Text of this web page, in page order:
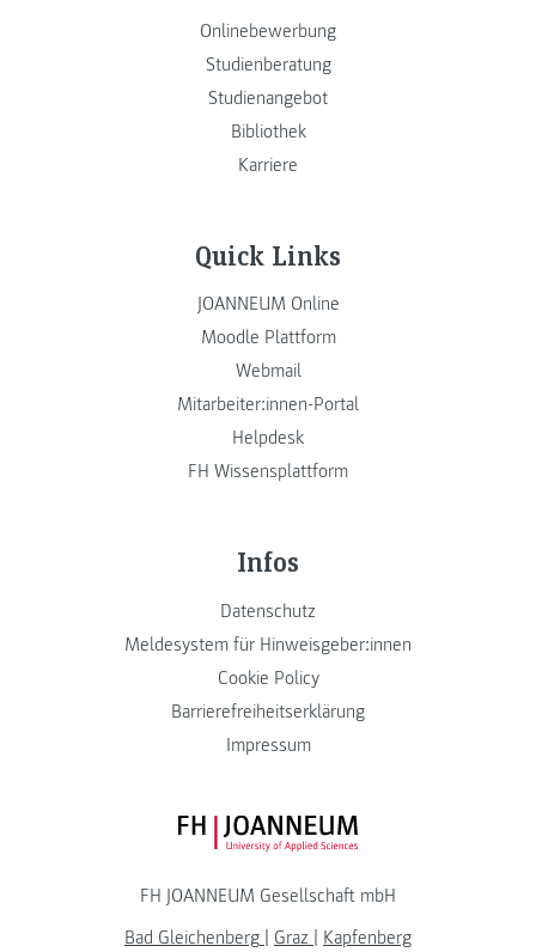
Onlinebewerbung
Studienberatung
Studienangebot
Bibliothek
Karriere
Quick Links
JOANNEUM Online
Moodle Plattform
Webmail
Mitarbeiter:innen-Portal
Helpdesk
FH Wissensplattform
Infos
Datenschutz
Meldesystem für Hinweisgeber:innen
Cookie Policy
Barrierefreiheitserklärung
Impressum
FH JOANNEUM Logo
FH JOANNEUM Gesellschaft mbH
Bad Gleichenberg
Graz
Kapfenberg